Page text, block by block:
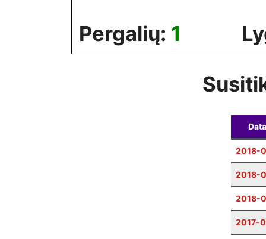
Pergalių: 1
Data
2018-
2018-
2018-
2017-